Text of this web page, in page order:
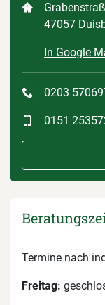
47057
In Google
0203
0151
Termine nach
Freitag: